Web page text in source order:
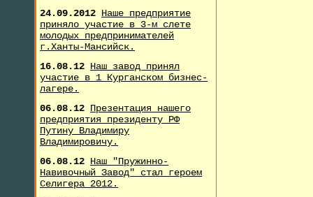
24.09.2012 Наше предприятие
приняло участие в 3-м слете
молодых предпринимателей
г.Ханты-Мансийск.
16.08.12 Наш завод принял
участие в 1 Курганском бизнес-
лагере.
06.08.12 Презентация нашего
предприятия президенту РФ
Путину Владимиру
Владимировичу.
06.08.12 Наш "Пружинно-
Навивочный Завод" стал героем
Селигера 2012.